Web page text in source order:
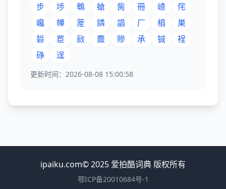
步
埗 鵯 螥 胔 冊 嵖
侘
巉
幝 簅 鏻 誯 厂 椙
巣
硩
茞 敐 麎 贂 承 铖
裎
碀
逞
更新时间：2026-08-08 15:00:58
ipaiku.com© 2025 爱拍酷词典 版权所有
鄂ICP备20010684号-1